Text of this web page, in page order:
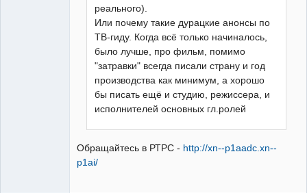
реального).
Или почему такие дурацкие анонсы по
ТВ-гиду. Когда всё только начиналось,
было лучше, про фильм, помимо
"затравки" всегда писали страну и год
производства как минимум, а хорошо
бы писать ещё и студию, режиссера, и
исполнителей основных гл.ролей
Обращайтесь в РТРС - http://xn--p1aadc.xn--
p1ai/